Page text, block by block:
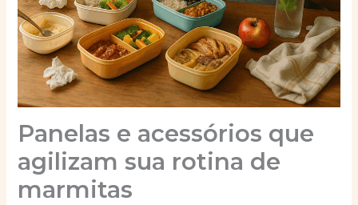
Panelas e acessórios que
agilizam sua rotina de
marmitas